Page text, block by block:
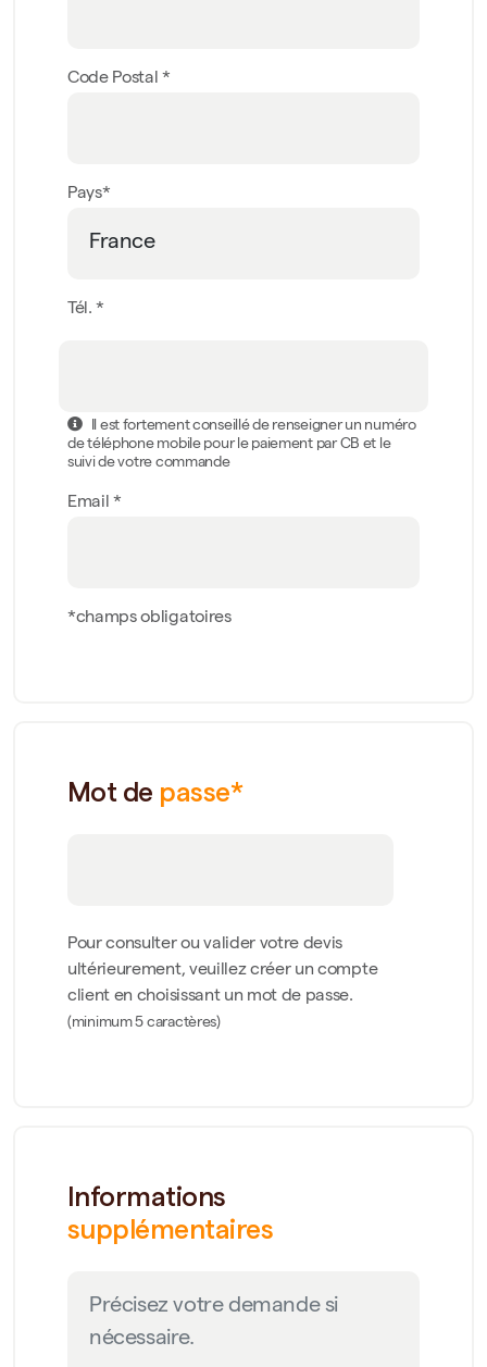
Code Postal *
Pays*
Tél. *
Il est fortement conseillé de renseigner un numéro
de téléphone mobile pour le paiement par CB et le
suivi de votre commande
Email *
*champs obligatoires
Mot de passe*
Pour consulter ou valider votre devis
ultérieurement, veuillez créer un compte
client en choisissant un mot de passe.
(minimum 5 caractères)
Informations
supplémentaires